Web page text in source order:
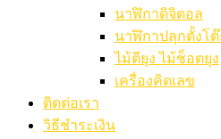
นาฬิกาดิจิตอล
นาฬิกาปลุกตั้งโต๊
ไม้ตียุง ไม้ช็อตยุง
เครื่องคิดเลข
ติดต่อเรา
วิธีชำระเงิน